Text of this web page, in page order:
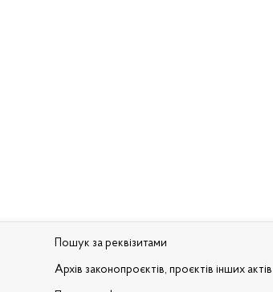
Пошук за реквізитами
Архів законопроєктів, проєктів інших